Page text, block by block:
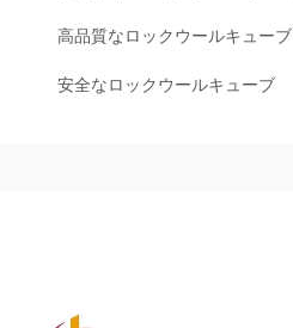
高品質なロックウールキューブ
安全なロックウールキューブ